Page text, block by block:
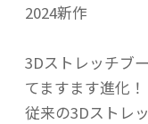
2024新作
3Dストレッチブ
てますます進化！
従来の3Dストレ